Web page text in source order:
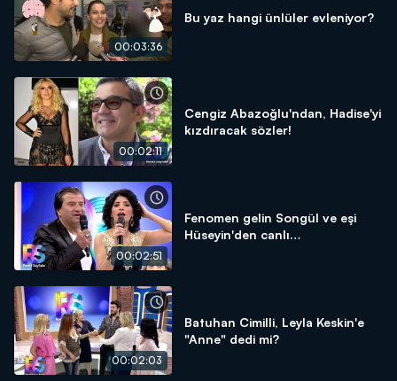
00:03:36
Bu yaz hangi ünlüler evleniyor?
00:02:11
Cengiz Abazoğlu'ndan, Hadise'yi
kızdıracak sözler!
00:02:51
Fenomen gelin Songül ve eşi
Hüseyin'den canlı
00:02:03
Batuhan Cimilli, Leyla Keskin'e
"Anne" dedi mi?